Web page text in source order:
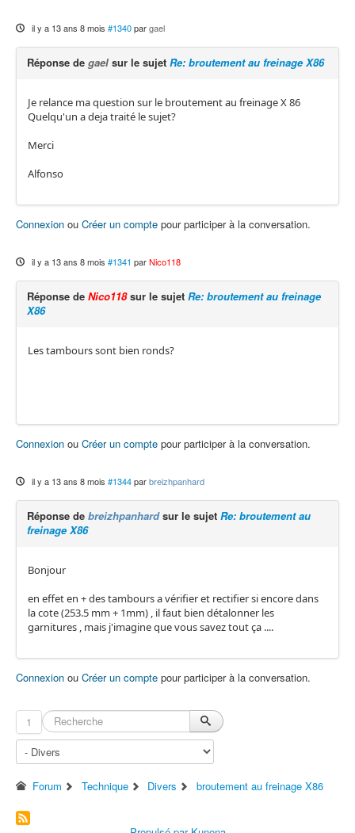
il y a 13 ans 8 mois #1340 pargael
Réponse de gael sur le sujet Re: broutement au freinage X86
Je relance ma question sur le broutement au freinage X 86
Quelqu'un a deja traité le sujet?
Merci
Alfonso
Connexion ou Créer un compte pour participer à la conversation.
il y a 13 ans 8 mois #1341 parNico118
Réponse de Nico118sur le sujet Re: broutement au freinage
X86
Les tambours sont bien ronds?
Connexion ou Créer un compte pour participer à la conversation.
il y a 13 ans 8 mois #1344 parbreizhpanhard
Réponse de breizhpanhardsur le sujet Re: broutement au
freinage X86
Bonjour
en effet en + des tambours a vérifier et rectifier si encore dans
la cote (253.5 mm + 1mm) , il faut bien détalonner les
garnitures , mais j'imagine que vous savez tout ça ....
Connexion ou Créer un compte pour participer à la conversation.
1
Forum Technique Divers broutement au freinage X86